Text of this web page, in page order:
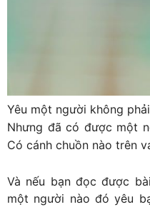
Yêu một người không
Nhưng đã có được một
Có cánh chuồn nào trên
Và nếu bạn đọc được
một người nào đó yêu